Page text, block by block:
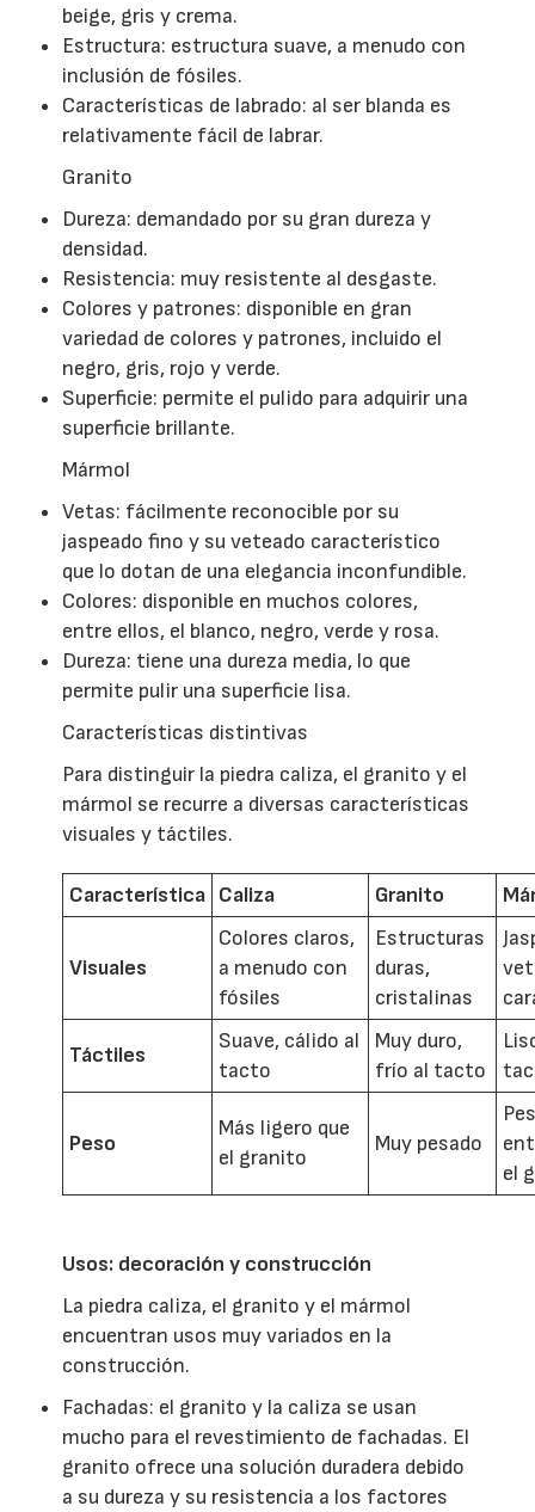
beige, gris y crema.
Estructura: estructura suave, a menudo con
inclusión de fósiles.
Características de labrado: al ser blanda es
relativamente fácil de labrar.
Granito
Dureza: demandado por su gran dureza y
densidad.
Resistencia: muy resistente al desgaste.
Colores y patrones: disponible en gran
variedad de colores y patrones, incluido el
negro, gris, rojo y verde.
Superficie: permite el pulido para adquirir una
superficie brillante.
Mármol
Vetas: fácilmente reconocible por su
jaspeado fino y su veteado característico
que lo dotan de una elegancia inconfundible.
Colores: disponible en muchos colores,
entre ellos, el blanco, negro, verde y rosa.
Dureza: tiene una dureza media, lo que
permite pulir una superficie lisa.
Características distintivas
Para distinguir la piedra caliza, el granito y el
mármol se recurre a diversas características
visuales y táctiles.
Característica Caliza Granito
Visuales
Colores claros,
a menudo con
fósiles
Estructuras
duras,
cristalinas
Táctiles
Suave, cálido al
tacto
Muy duro,
frío al tacto
Peso
Más ligero que
el granito
Muy pesado
el
Usos: decoración y construcción
La piedra caliza, el granito y el mármol
encuentran usos muy variados en la
construcción.
Fachadas: el granito y la caliza se usan
mucho para el revestimiento de fachadas. El
granito ofrece una solución duradera debido
a su dureza y su resistencia a los factores